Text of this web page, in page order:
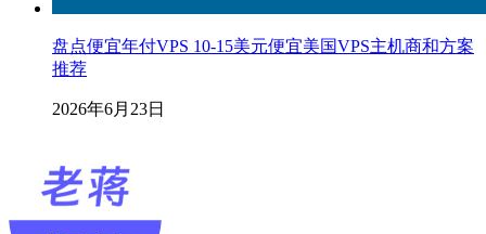
盘点便宜年付VPS 10-15美元便宜美国VPS主机商和方案
推荐
2026年6月23日